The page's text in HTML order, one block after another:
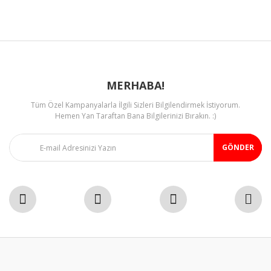
Gönder
MERHABA!
Tüm Özel Kampanyalarla İlgili Sizleri Bilgilendirmek İstiyorum.
Hemen Yan Taraftan Bana Bilgilerinizi Bırakın. :)
GÖNDER